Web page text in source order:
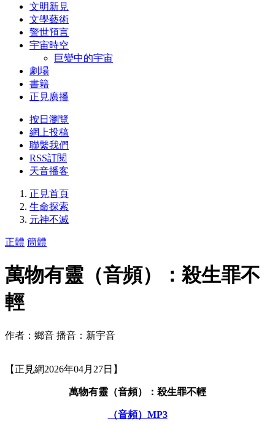
文明新見
文學藝術
警世預言
宇宙時空
巨變中的宇宙
劇場
書籍
正見廣播
按日瀏覽
網上投稿
聯繫我們
RSS訂閱
天音播客
正見首頁
生命探索
元神不滅
正體 簡體
萬物有靈（音頻）：殺生罪不
輕
作者：鄉音 播音：新宇音
【正見網2026年04月27日】
萬物有靈（音頻）：殺生罪不輕
（音頻）MP3